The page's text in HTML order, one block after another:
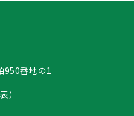
番地の1
）